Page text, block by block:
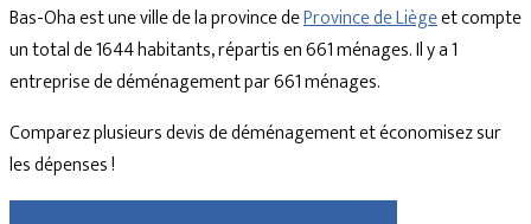
Bas-Oha est une ville de la province deProvince de Liègeet compte
un total de 1644 habitants, répartis en 661 ménages. Il y a 1
entreprise de déménagement par 661 ménages.
Comparez plusieurs devis de déménagement et économisez sur
les dépenses !